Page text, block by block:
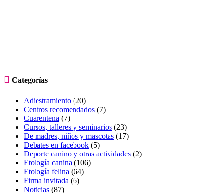
 Categorías
Adiestramiento (20)
Centros recomendados (7)
Cuarentena (7)
Cursos, talleres y seminarios (23)
De madres, niños y mascotas (17)
Debates en facebook (5)
Deporte canino y otras actividades (2)
Etología canina (106)
Etología felina (64)
Firma invitada (6)
Noticias (87)